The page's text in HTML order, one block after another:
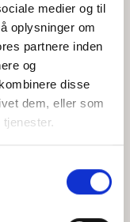
medier og til
oplysninger om
partnere inden
og
disse
dem, eller som
i